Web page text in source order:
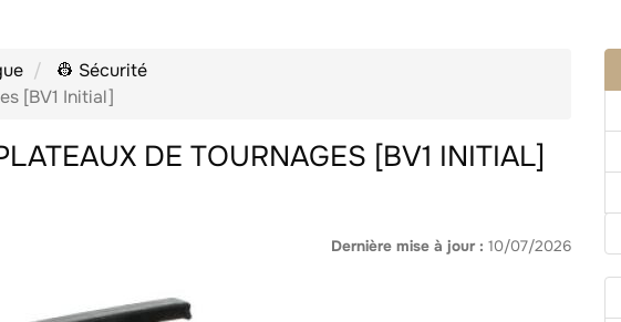
👷 Sécurité
[BV1 Initial]
DE TOURNAGES [BV1 INITIAL]
Dernière mise à jour : 10/07/2026